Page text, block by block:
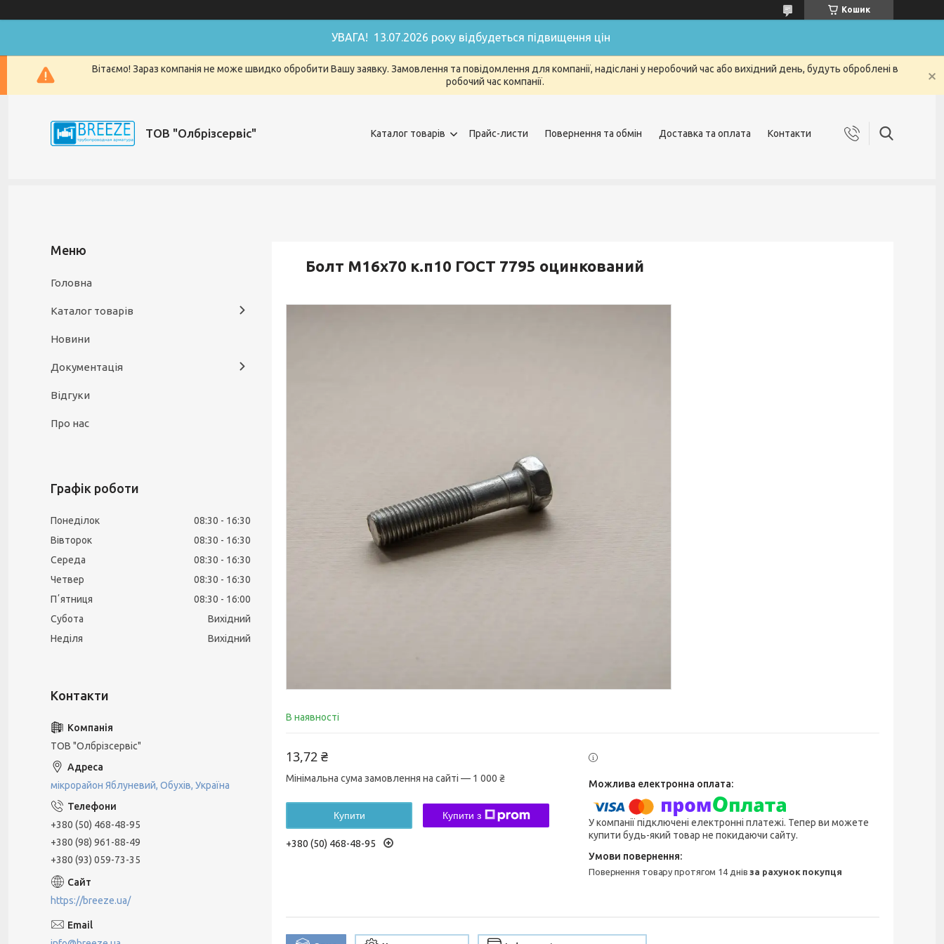
Кошик
УВАГА! 13.07.2026 року відбудеться підвищення цін
Вітаємо! Зараз компанія не може швидко обробити Вашу заявку. Замовлення та повідомлення для компанії, надіслані у неробочий час або вихідний день, будуть оброблені в
робочий час компанії.
ТОВ "Олбрізсервіс" Каталог товарів Прайс-листи Повернення та обмін Доставка та оплата Контакти
Болт М16х70 к.п10 ГОСТ 7795 оцинкований
В наявності
13,72 ₴
Мінімальна сума замовлення на сайті — 1 000 ₴
Купити Купити з
+380 (50) 468-48-95
У компанії підключені електронні платежі. Тепер ви можете
купити будь-який товар не покидаючи сайту.
повернення товару протягом 14 днівза рахунок покупця
Головна
Каталог товарів
Новини
Документація
Відгуки
Про нас
Графік роботи
Понеділок 08:30
16:30
Вівторок
08:30
16:30
Середа
08:30
16:30
Четвер
08:30
16:30
Пʼятниця
08:30
16:00
Субота
Вихідний
Неділя
Вихідний
ТОВ "Олбрізсервіс"
мікрорайон Яблуневий, Обухів, Україна
+380 (50) 468-48-95
+380 (98) 961-88-49
+380 (93) 059-73-35
https://breeze.ua/